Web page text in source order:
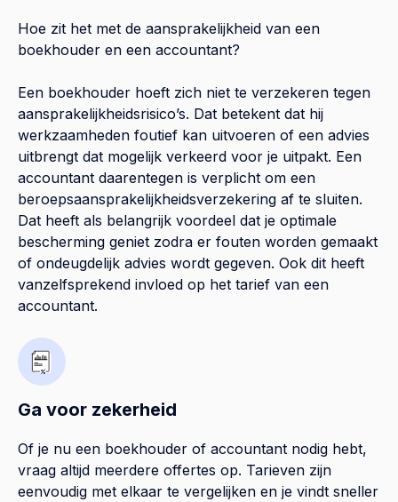
Hoe zit het met de aansprakelijkheid van een
boekhouder en een accountant?
Een boekhouder hoeft zich niet te verzekeren tegen
aansprakelijkheidsrisico’s. Dat betekent dat hij
werkzaamheden foutief kan uitvoeren of een advies
uitbrengt dat mogelijk verkeerd voor je uitpakt. Een
accountant daarentegen is verplicht om een
beroepsaansprakelijkheidsverzekering af te sluiten.
Dat heeft als belangrijk voordeel dat je optimale
bescherming geniet zodra er fouten worden gemaakt
of ondeugdelijk advies wordt gegeven. Ook dit heeft
vanzelfsprekend invloed op het tarief van een
accountant.
Ga voor zekerheid
Of je nu een boekhouder of accountant nodig hebt,
vraag altijd meerdere offertes op. Tarieven zijn
eenvoudig met elkaar te vergelijken en je vindt sneller